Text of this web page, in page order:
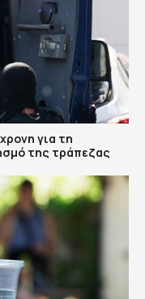
για τη
της τράπεζας